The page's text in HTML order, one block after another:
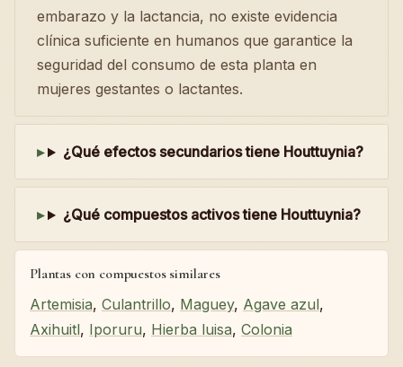
embarazo y la lactancia, no existe evidencia
clínica suficiente en humanos que garantice la
seguridad del consumo de esta planta en
mujeres gestantes o lactantes.
¿Qué efectos secundarios tiene Houttuynia?
¿Qué compuestos activos tiene Houttuynia?
Plantas con compuestos similares
Artemisia, Culantrillo, Maguey, Agave azul,
Axihuitl, Iporuru, Hierba luisa, Colonia